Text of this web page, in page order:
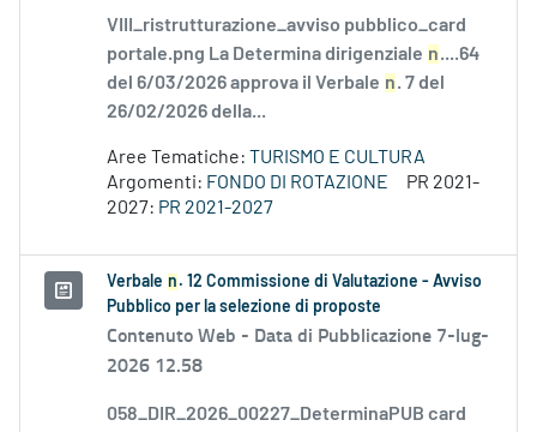
VIII_ristrutturazione_avviso pubblico_card
portale.png La Determina dirigenziale n....64
del 6/03/2026 approva il Verbale n. 7 del
26/02/2026 della...
Aree Tematiche: TURISMO E CULTURA
Argomenti: FONDO DI ROTAZIONE
PR 2021-
2027: PR 2021-2027
Verbale n . 12 Commissione di Valutazione - Avviso
Pubblico per la selezione di proposte
Contenuto Web - Data di Pubblicazione 7-lug-
2026 12.58
058_DIR_2026_00227_DeterminaPUB card